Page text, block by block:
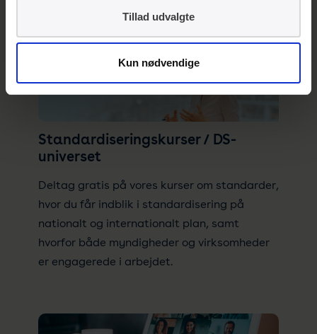
Tillad udvalgte
Kun nødvendige
Standardiseringskurser / DS-
universet
Deltag gratis på vores kurser om standarder,
hvor du får indblik i standardisering på
nationalt og internationalt plan, samt
hvorfor både myndigheder og virksomheder
er engagerede i arbejdet.